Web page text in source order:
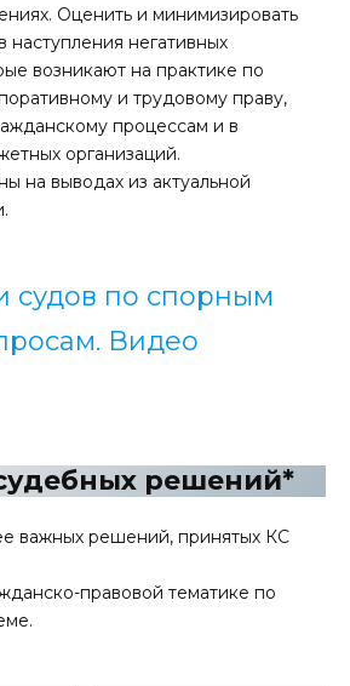
Оценить и минимизировать
наступления негативных
возникают на практике по
и трудовому праву,
процессам и в
организаций.
на выводах из актуальной
судов по спорным
Видео
решений*
важных решений, принятых КС
правовой тематике по